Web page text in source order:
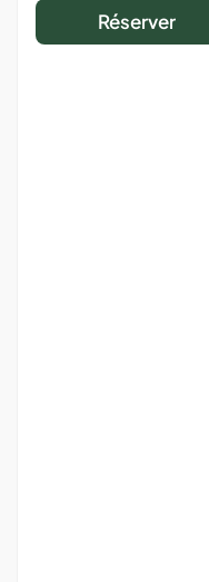
Réserver